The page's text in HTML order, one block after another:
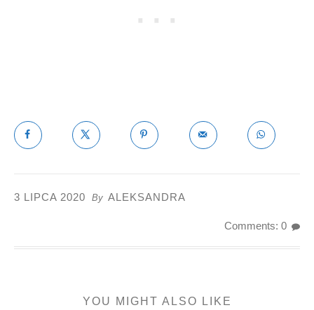
3 LIPCA 2020 By ALEKSANDRA
Comments: 0
YOU MIGHT ALSO LIKE